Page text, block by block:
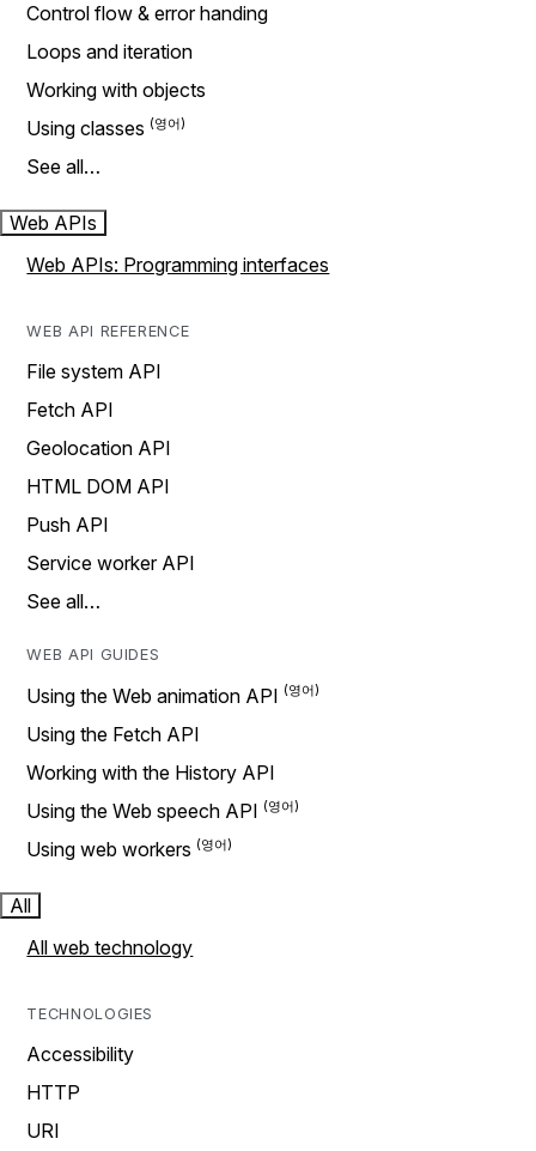
Control flow & error handing
Loops and iteration
Working with objects
Using classes
See all…
Web APIs
Web APIs: Programming interfaces
WEB API REFERENCE
File system API
Fetch API
Geolocation API
HTML DOM API
Push API
Service worker API
See all…
WEB API GUIDES
Using the Web animation API
Using the Fetch API
Working with the History API
Using the Web speech API
Using web workers
All
All web technology
TECHNOLOGIES
Accessibility
HTTP
URI